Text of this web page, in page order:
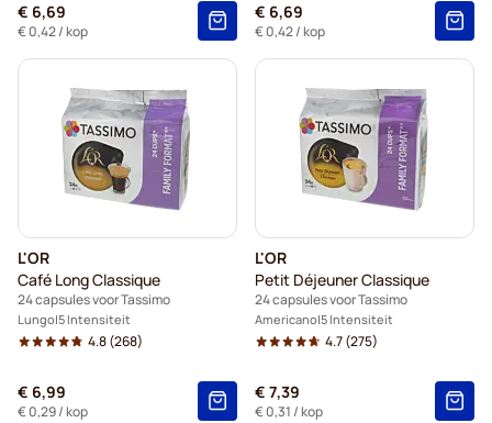
€ 6,69
€ 0,42/ kop
€ 6,69
€ 0,42/ kop
L'OR
Café Long Classique
24 capsules voor Tassimo
Lungo 5 Intensiteit
4.8(268)
€ 6,99
€ 0,29/ kop
L'OR
Petit Déjeuner Classique
24 capsules voor Tassimo
Americano 5 Intensiteit
4.7(275)
€ 7,39
€ 0,31 / kop